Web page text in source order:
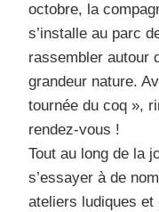
octobre, la
s’installe au parc
rassembler autour
grandeur nature.
tournée du coq »,
rendez-vous !
Tout au long de la
s’essayer à de
ateliers ludiques et